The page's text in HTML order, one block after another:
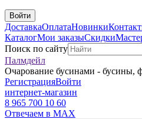
Войти
ДоставкаОплатаНовинки
КаталогМои заказыСкидки
Поиск по сайту
Палмдейл
Очарование бусинами - бусины,
РегистрацияВойти
интернет-магазин
8 965 700 10 60
Отвечаем в MAX